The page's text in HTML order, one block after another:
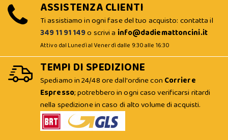
ASSISTENZA CLIENTI
Ti assistiamo in ogni fase del tuo acquisto: contatta il
349 11 91 149o scrivi a info@dadiemattoncini.it
Attivo dal Lunedì al Venerdì dalle 9:30 alle 16:30
TEMPI DI SPEDIZIONE
Spediamo in 24/48 ore dall'ordine con Corriere
Espresso; potrebbero in ogni caso verificarsi ritardi
nella spedizione in caso di alto volume di acquisti.